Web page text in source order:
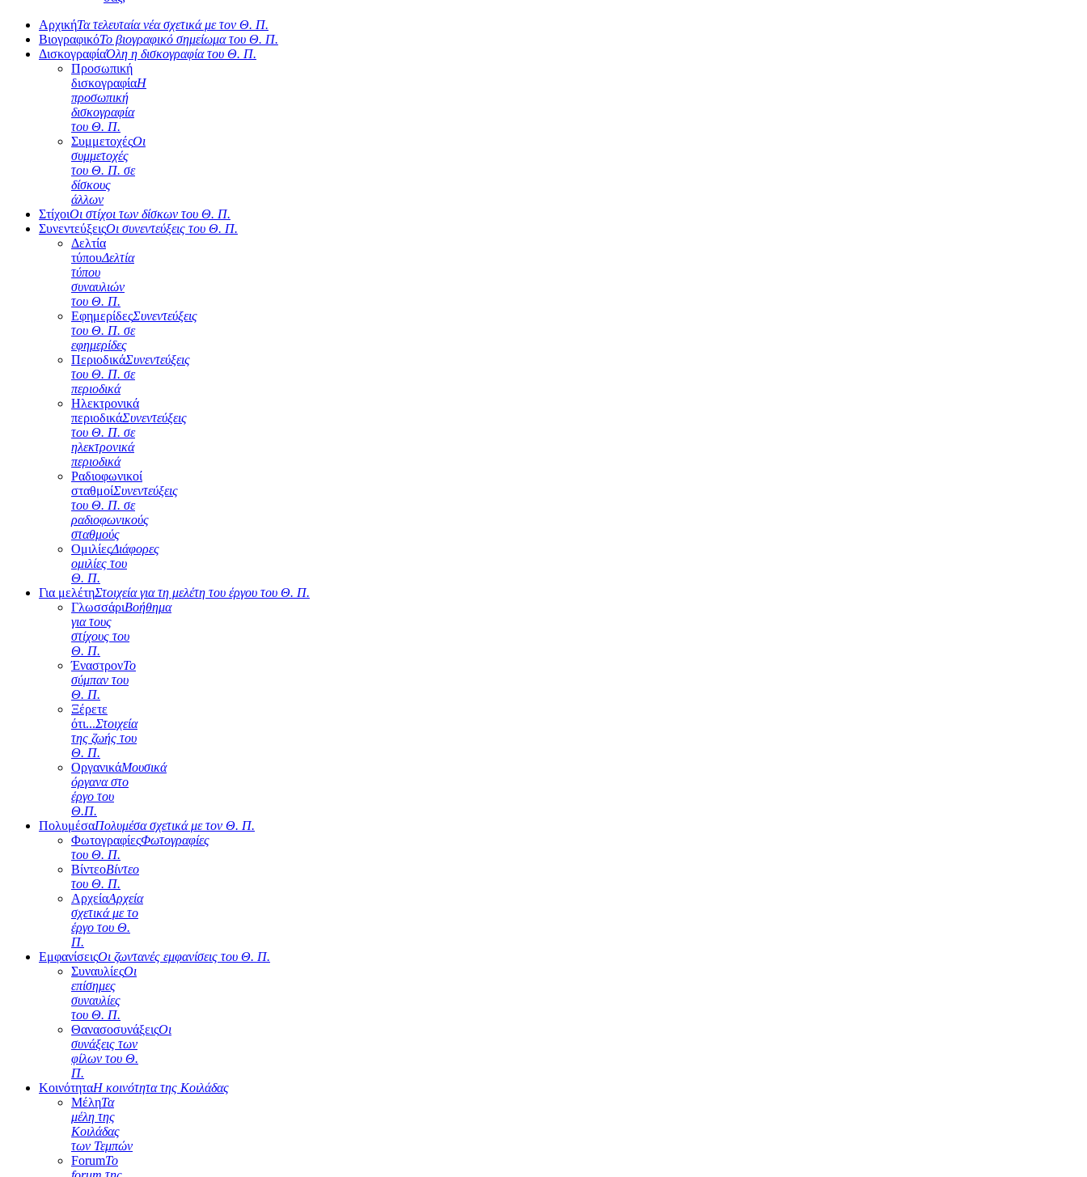
ΑρχικήΤα τελευταία νέα σχετικά με τον Θ. Π.
ΒιογραφικόΤο βιογραφικό σημείωμα του Θ. Π.
ΔισκογραφίαΌλη η δισκογραφία του Θ. Π.
Προσωπική
δισκογραφίαΗ
προσωπική
δισκογραφία
του Θ. Π.
ΣυμμετοχέςΟι
συμμετοχές
του Θ. Π. σε
δίσκους
άλλων
ΣτίχοιΟι στίχοι των δίσκων του Θ. Π.
ΣυνεντεύξειςΟι συνεντεύξεις του Θ. Π.
Δελτία
τύπουΔελτία
τύπου
συναυλιών
του Θ. Π.
ΕφημερίδεςΣυνεντεύξεις
του Θ. Π. σε
εφημερίδες
ΠεριοδικάΣυνεντεύξεις
του Θ. Π. σε
περιοδικά
Ηλεκτρονικά
περιοδικάΣυνεντεύξεις
του Θ. Π. σε
ηλεκτρονικά
περιοδικά
Ραδιοφωνικοί
σταθμοίΣυνεντεύξεις
του Θ. Π. σε
ραδιοφωνικούς
σταθμούς
ΟμιλίεςΔιάφορες
ομιλίες του
Θ. Π.
Για μελέτηΣτοιχεία για τη μελέτη του έργου του Θ. Π.
ΓλωσσάριΒοήθημα
για τους
στίχους του
Θ. Π.
ΈναστρονΤο
σύμπαν του
Θ. Π.
Ξέρετε
ότι...Στοιχεία
της ζωής του
Θ. Π.
ΟργανικάΜουσικά
όργανα στο
έργο του
Θ.Π.
ΠολυμέσαΠολυμέσα σχετικά με τον Θ. Π.
ΦωτογραφίεςΦωτογραφίες
του Θ. Π.
ΒίντεοΒίντεο
του Θ. Π.
ΑρχείαΑρχεία
σχετικά με το
έργο του Θ.
Π.
ΕμφανίσειςΟι ζωντανές εμφανίσεις του Θ. Π.
ΣυναυλίεςΟι
επίσημες
συναυλίες
του Θ. Π.
ΘανασοσυνάξειςΟι
συνάξεις των
φίλων του Θ.
Π.
ΚοινότηταΗ κοινότητα της Κοιλάδας
ΜέληΤα
μέλη της
Κοιλάδας
των Τεμπών
ForumΤο